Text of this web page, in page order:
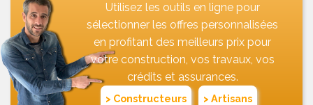
Utilisez les outils en ligne pour
sélectionner les offres personnalisées
en profitant des meilleurs prix pour
votre construction, vos travaux, vos
crédits et assurances.
> Constructeurs > Artisans